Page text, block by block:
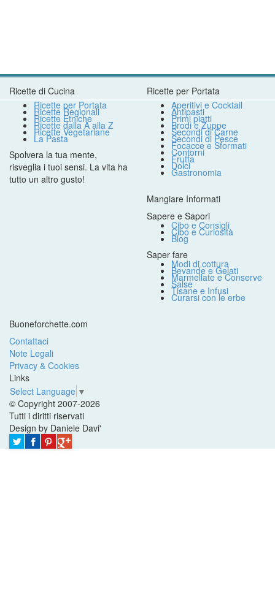
Ricette di Cucina
Ricette per Portata
Ricette Regionali
Ricette Etniche
Ricette dalla A alla Z
Ricette Vegetariane
La Pasta
Spolvera la tua mente,
risveglia i tuoi sensi. La vita ha
tutto un altro gusto!
Ricette per Portata
Aperitivi e Cocktail
Antipasti
Primi piatti
Brodi e Zuppe
Secondi di Carne
Secondi di Pesce
Focacce e Sformati
Contorni
Frutta
Dolci
Gastronomia
Mangiare Informati
Sapere e Sapori
Cibo e Consigli
Cibo e Curiosità
Blog
Saper fare
Modi di cottura
Bevande e Gelati
Marmellate e Conserve
Salse
Tisane e Infusi
Curarsi con le erbe
Buoneforchette.com
Contattaci
Note Legali
Privacy & Cookies
Links
Select Language ▼
© Copyright 2007-2026
Tutti i diritti riservati
Design by Daniele Davi'